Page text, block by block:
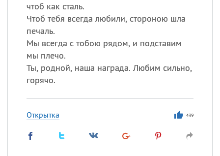
чтоб как сталь.
Чтоб тебя всегда любили, стороною шла
печаль.
Мы всегда с тобою рядом, и подставим
мы плечо.
Ты, родной, наша награда. Любим сильно,
горячо.
Открытка 439